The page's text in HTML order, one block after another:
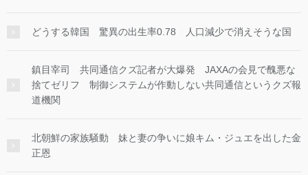
どうする韓国 驚異の出生率0.78 人口減少で消えそうな国
鎮目宰司 共同通信クズ記者が大爆発 JAXAの会見で醜悪な
捨てゼリフ 制御システムが作動しない共同通信というクズ報
道機関
北朝鮮の家族騒動 妹と妻の争いに娘キム・ジュエを出した金
正恩